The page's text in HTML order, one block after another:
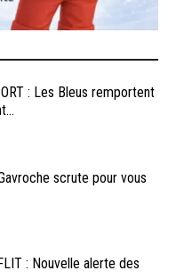
: Les Bleus remportent
scrute pour vous
: Nouvelle alerte des